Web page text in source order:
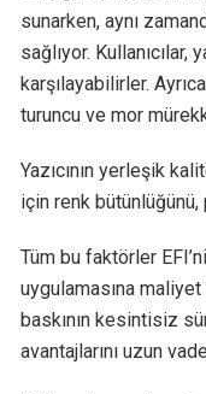
sunarken, aynı
sağlıyor.
karşılayabilirler.
turuncu ve mor
Yazıcının yerleşik
için renk bütünlüğünü,
Tüm bu faktörler
uygulamasına
baskının kesintisiz
avantajlarını uzun